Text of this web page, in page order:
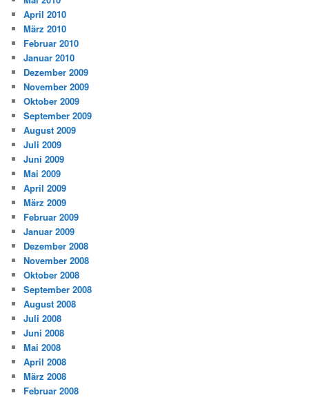
April 2010
März 2010
Februar 2010
Januar 2010
Dezember 2009
November 2009
Oktober 2009
September 2009
August 2009
Juli 2009
Juni 2009
Mai 2009
April 2009
März 2009
Februar 2009
Januar 2009
Dezember 2008
November 2008
Oktober 2008
September 2008
August 2008
Juli 2008
Juni 2008
Mai 2008
April 2008
März 2008
Februar 2008